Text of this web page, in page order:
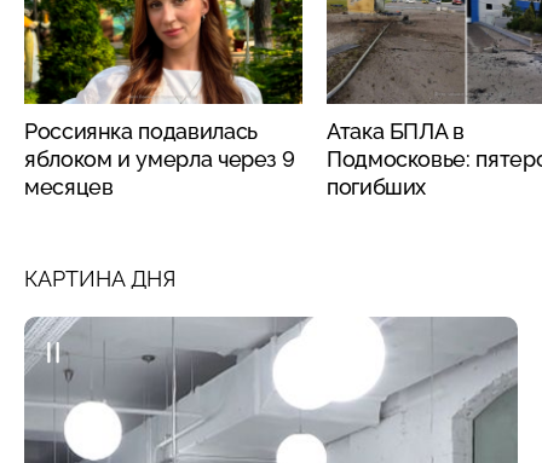
Россиянка подавилась
яблоком и умерла через 9
месяцев
Атака БПЛА в
Подмосковье:
погибших
КАРТИНА ДНЯ